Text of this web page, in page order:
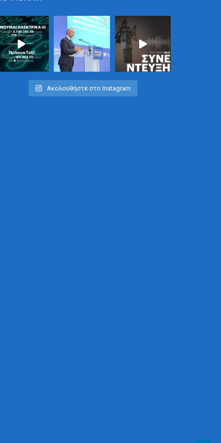
Ακολουθήστε στο Instagram